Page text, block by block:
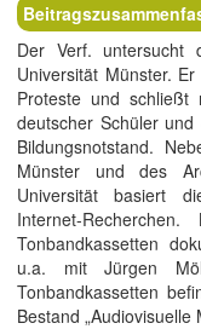
Der Verf. untersucht
Universität Münster.
Proteste und
deutscher Schüler
Bildungsnotstand.
Münster und des
Universität basiert
Internet-
Tonbandkassetten
u.a. mit Jürgen
Tonbandkassetten
Bestand „Audiovisuelle